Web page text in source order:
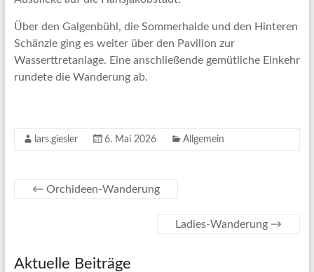
Über den Galgenbühl, die Sommerhalde und den Hinteren
Schänzle ging es weiter über den Pavillon zur
Wasserttretanlage. Eine anschließende gemütliche Einkehr
rundete die Wanderung ab.
lars.giesler 6. Mai 2026 Allgemein
← Orchideen-Wanderung
Ladies-Wanderung →
Aktuelle Beiträge